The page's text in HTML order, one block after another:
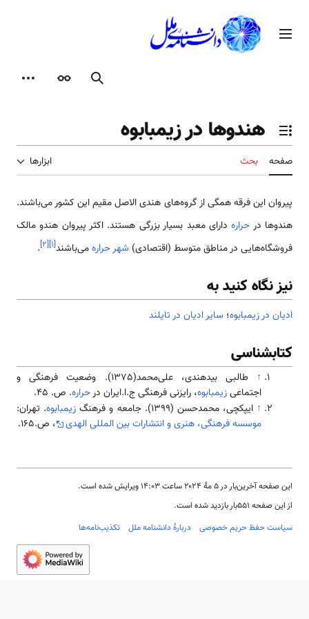
محتوامنوی اصلی
جستجوظاهر
تغییر وضعیت فهرست محتویات
هندوها در زیمبابوه
صفحه بحث ابزارها
پیروان این فرقه همگی از گروه‌های هندی الاصل مقیم این کشور می‌باشند.
هندوها در حرارهدارای معبد بسیار بزرگی هستند. اکثر پیروان هندو مالک
فروشگاه‌هایی در مناطق متوسط (اقتصادی) شهر حرارهمی‌باشند[۱]
[۲]
.
نیز نگاه کنید به
ادیان در زیمبابوه؛ سایر ادیان در تایلند
کتابشناسی
↑
طالبی بیدهندی، علی‌محمد(1375). وضعیت فرهنگی و
اجتماعیزیمبابوه، رایزنی فرهنگی ج.ا.ایران درحراره. ص. 45.
↑ ایپکچی، محمدحسن (1399). جامعه و فرهنگ زیمبابوه. تهران:
موسسه فرهنگی، هنری و انتشارات بین المللی الهدی
، ص.165.
این صفحه آخرین‌بار در ‏۵ مهٔ ۲۰۲۴ ساعت ‏۱۴:۰۳ ویرایش شده است.
از این صفحه ۵۵۱بار بازدید شده است.
سیاست حفظ حریم خصوصی
دربارهٔ دانشنامه ملل تکذیب‌نامه‌ها